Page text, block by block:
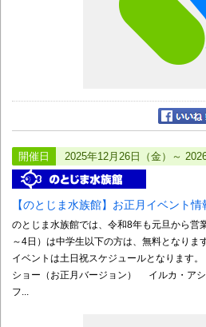
開催日 2025年12月26日（金）～
【のとじま水族館】お正月イベント情
のとじま水族館では、令和8年も元旦から営
～4日）は中学生以下の方は、無料となりま
イベントは土日祝スケジュールとなります
ショー（お正月バージョン） イルカ・ア
フ...